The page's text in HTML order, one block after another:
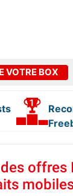
VOTRE BOX
offres